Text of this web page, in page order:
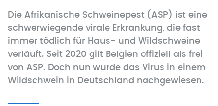
Die Afrikanische Schweinepest (ASP) ist eine
schwerwiegende virale Erkrankung, die fast
immer tödlich für Haus- und Wildschweine
verläuft. Seit 2020 gilt Belgien offiziell als frei
von ASP. Doch nun wurde das Virus in einem
Wildschwein in Deutschland nachgewiesen.